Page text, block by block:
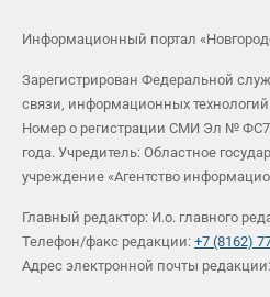
Информационный портал
Зарегистрирован Федеральной
связи, информационных
Номер о регистрации СМИ Эл №
года. Учредитель: Областное
учреждение «Агентство
Главный редактор: И.о. главного
Телефон/факс редакции: +7 (8162)
Адрес электронной почты редакции: